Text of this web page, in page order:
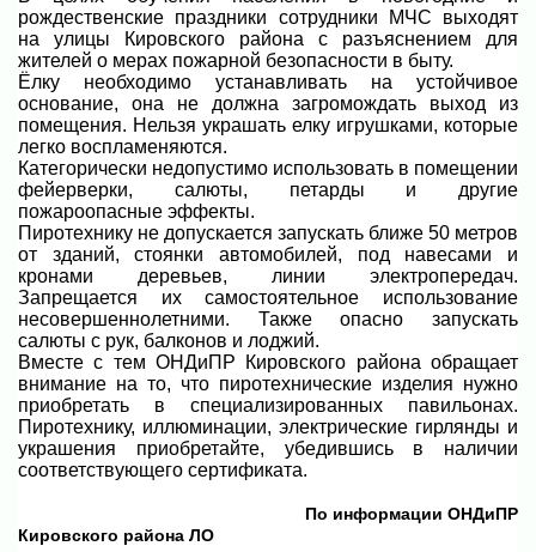
рождественские праздники сотрудники МЧС выходят
на улицы Кировского района с разъяснением для
жителей о мерах пожарной безопасности в быту.
Ёлку необходимо устанавливать на устойчивое
основание, она не должна загромождать выход из
помещения. Нельзя украшать елку игрушками, которые
легко воспламеняются.
Категорически недопустимо использовать в помещении
фейерверки, салюты, петарды и другие
пожароопасные эффекты.
Пиротехнику не допускается запускать ближе 50 метров
от зданий, стоянки автомобилей, под навесами и
кронами деревьев, линии электропередач.
Запрещается их самостоятельное использование
несовершеннолетними. Также опасно запускать
салюты с рук, балконов и лоджий.
Вместе с тем ОНДиПР Кировского района обращает
внимание на то, что пиротехнические изделия нужно
приобретать в специализированных павильонах.
Пиротехнику, иллюминации, электрические гирлянды и
украшения приобретайте, убедившись в наличии
соответствующего сертификата.
По информации ОНДиПР
Кировского района ЛО